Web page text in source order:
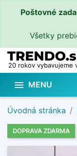
Poštovné
Všetky
20 rokov vybavujeme
 MENU
Úvodná stránka
DOPRAVA ZDARMA